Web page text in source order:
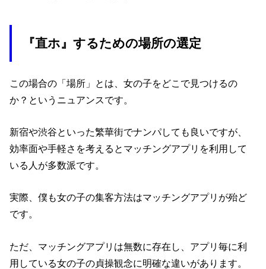
『直ホ』するための場所の選定
この場合の「場所」とは、女の子をどこで見つけるの
か？というニュアンスです。
新宿や渋谷といった繁華街でナンパしても良いですが、
効率面や手軽さを考えるとマッチングアプリを利用して
いる人が多数派です。
実際、僕も女の子の集客方法はマッチングアプリが殆ど
です。
ただ、マッチングアプリは無数に存在し、アプリ毎に利
用している女の子の貞操観念に明確な違いがあります。